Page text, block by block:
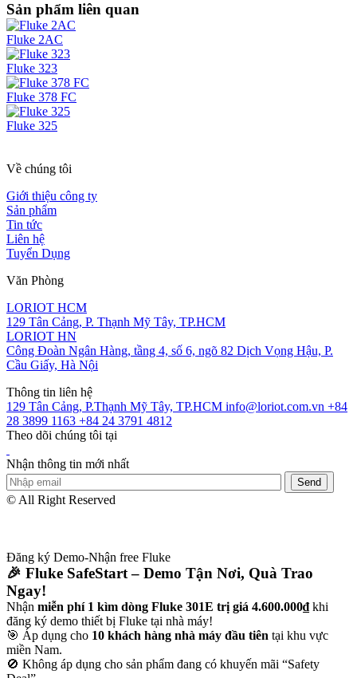
Sản phẩm liên quan
Fluke 2AC
Fluke 323
Fluke 378 FC
Fluke 325
Về chúng tôi
Giới thiệu công ty
Sản phẩm
Tin tức
Liên hệ
Tuyển Dụng
Văn Phòng
LORIOT HCM
129 Tân Cảng, P. Thạnh Mỹ Tây, TP.HCM
LORIOT HN
Công Đoàn Ngân Hàng, tầng 4, số 6, ngõ 82 Dịch Vọng Hậu, P.
Cầu Giấy, Hà Nội
Thông tin liên hệ
129 Tân Cảng, P.Thạnh Mỹ Tây, TP.HCM info@loriot.com.vn +84
28 3899 1163 +84 24 3791 4812
Theo dõi chúng tôi tại
Nhận thông tin mới nhất
© All Right Reserved
Đăng ký Demo-Nhận free Fluke
🎉 Fluke SafeStart – Demo Tận Nơi, Quà Trao
Ngay!
Nhận miễn phí 1 kìm dòng Fluke 301E trị giá 4.600.000₫khi
đăng ký demo thiết bị Fluke tại nhà máy!
🎯 Áp dụng cho 10 khách hàng nhà máy đầu tiên tại khu vực
miền Nam.
🚫 Không áp dụng cho sản phẩm đang có khuyến mãi “Safety